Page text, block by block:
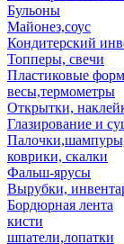
Бульоны
Майонез,соус
Кондитерский
Топперы, свечи
Пластиковые
весы,термометры
Открытки,
Глазирование и
коврики, скалки
Фальш-ярусы
Вырубки,
Бордюрная лента
кисти
шпатели,лопатки